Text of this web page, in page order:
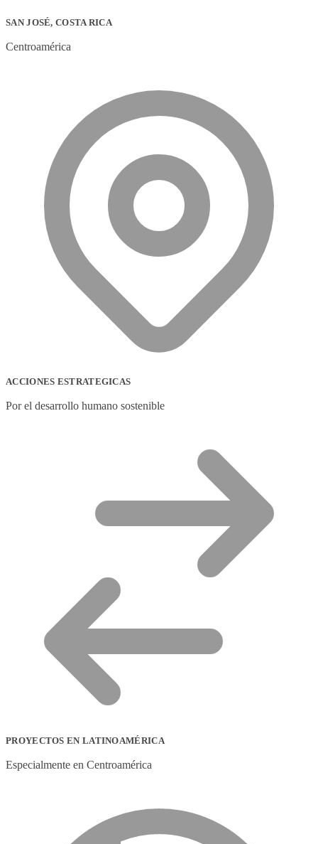
SAN JOSÉ, COSTA RICA
Centroamérica
ACCIONES ESTRATEGICAS
Por el desarrollo humano sostenible
PROYECTOS EN LATINOAMÉRICA
Especialmente en Centroamérica